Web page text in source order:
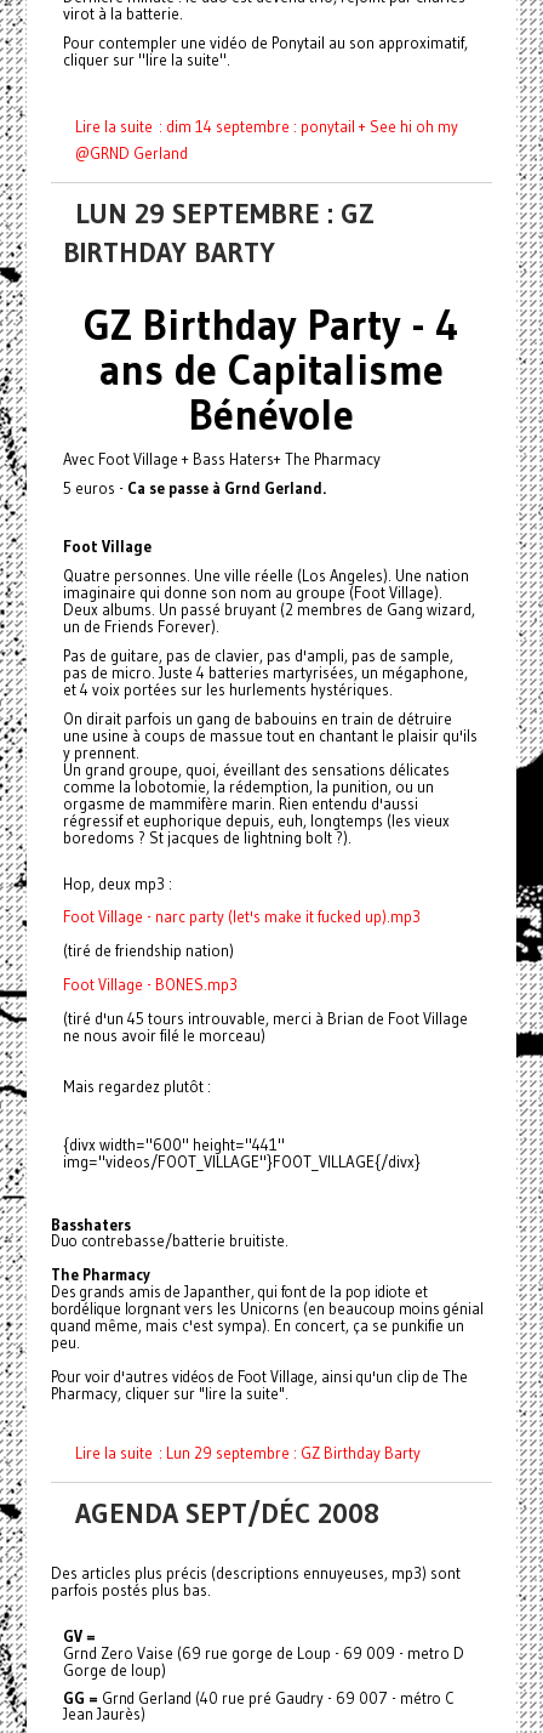
virot à la batterie.
Pour contempler une vidéo de Ponytail au son approximatif,
cliquer sur "lire la suite".
Lire la suite : dim 14 septembre : ponytail + See hi oh my
@GRND Gerland
LUN 29 SEPTEMBRE : GZ
BIRTHDAY BARTY
GZ Birthday Party - 4
ans de Capitalisme
Bénévole
Avec Foot Village + Bass Haters+ The Pharmacy
5 euros - Ca se passe à Grnd Gerland.
Foot Village
Quatre personnes. Une ville réelle (Los Angeles). Une nation
imaginaire qui donne son nom au groupe (Foot Village).
Deux albums. Un passé bruyant (2 membres de Gang wizard,
un de Friends Forever).
Pas de guitare, pas de clavier, pas d'ampli, pas de sample,
pas de micro. Juste 4 batteries martyrisées, un mégaphone,
et 4 voix portées sur les hurlements hystériques.
On dirait parfois un gang de babouins en train de détruire
une usine à coups de massue tout en chantant le plaisir qu'ils
y prennent.
Un grand groupe, quoi, éveillant des sensations délicates
comme la lobotomie, la rédemption, la punition, ou un
orgasme de mammifère marin. Rien entendu d'aussi
régressif et euphorique depuis, euh, longtemps (les vieux
boredoms ? St jacques de lightning bolt ?).
Hop, deux mp3 :
Foot Village - narc party (let's make it fucked up).mp3
(tiré de friendship nation)
Foot Village - BONES.mp3
(tiré d'un 45 tours introuvable, merci à Brian de Foot Village
ne nous avoir filé le morceau)
Mais regardez plutôt :
{divx width="600" height="441"
img="videos/FOOT_VILLAGE"}FOOT_VILLAGE{/divx}
Basshaters
Duo contrebasse/batterie bruitiste.
The Pharmacy
Des grands amis de Japanther, qui font de la pop idiote et
bordélique lorgnant vers les Unicorns (en beaucoup moins génial
quand même, mais c'est sympa). En concert, ça se punkifie un
peu.
Pour voir d'autres vidéos de Foot Village, ainsi qu'un clip de The
Pharmacy, cliquer sur "lire la suite".
Lire la suite : Lun 29 septembre : GZ Birthday Barty
AGENDA SEPT/DÉC 2008
Des articles plus précis (descriptions ennuyeuses, mp3) sont
parfois postés plus bas.
GV =
Grnd Zero Vaise (69 rue gorge de Loup - 69 009 - metro D
Gorge de loup)
GG = Grnd Gerland (40 rue pré Gaudry - 69 007 - métro C
Jean Jaurès)